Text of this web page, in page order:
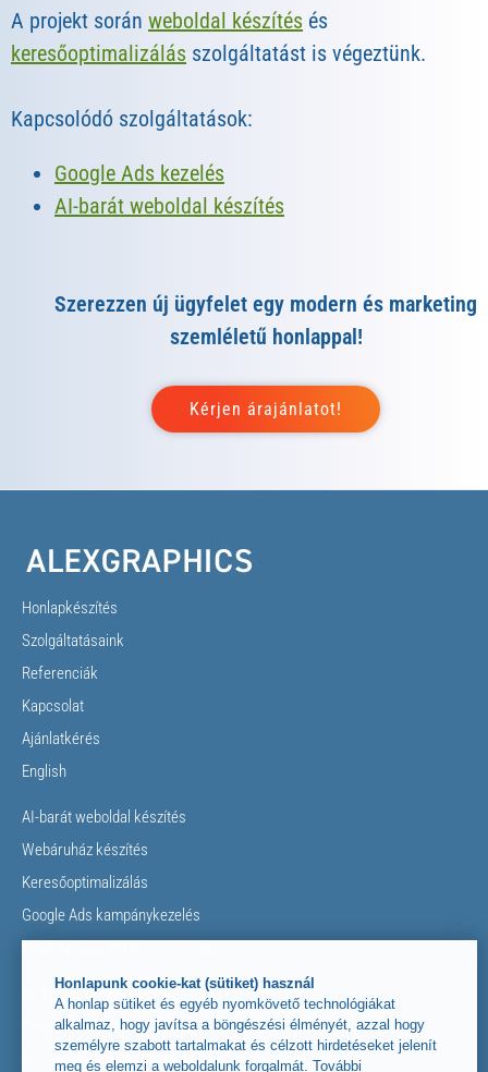
A projekt során weboldal készítés és
keresőoptimalizálás szolgáltatást is végeztünk.
Kapcsolódó szolgáltatások:
Google Ads kezelés
AI-barát weboldal készítés
Szerezzen új ügyfelet egy modern és marketing
szemléletű honlappal!
Honlapkészítés
Szolgáltatásaink
Referenciák
Kapcsolat
Ajánlatkérés
English
AI-barát weboldal készítés
Webáruház készítés
Keresőoptimalizálás
Google Ads kampánykezelés
Weboldal készítés lépései
Céges honlap fontos elemei
Domain regisztráció, web tárhely
Honlapunk cookie-kat (sütiket) használ
A honlap sütiket és egyéb nyomkövető technológiákat
alkalmaz, hogy javítsa a böngészési élményét, azzal hogy
személyre szabott tartalmakat és célzott hirdetéseket jelenít
meg és elemzi a weboldalunk forgalmát. További